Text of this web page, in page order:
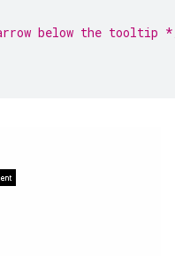
below the tooltip